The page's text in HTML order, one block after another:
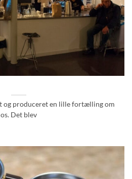
og produceret en lille fortælling om
os. Det blev